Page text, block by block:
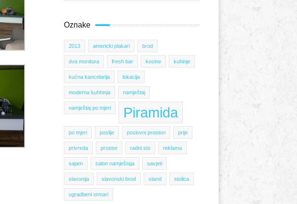
Oznake
2013 americki plakari brod
dva monitora fresh bar kosine kuhinje
kućna kancelarija lokacija
moderna kuhhinja namještaj
namještaj po mjeri Piramida
po mjeri poslije poslovni prostori prije
privreda prostor radni sto reklama
sajam salon namještaja savjeti
slavonija slavonski brod stand stolica
ugradbeni ormari